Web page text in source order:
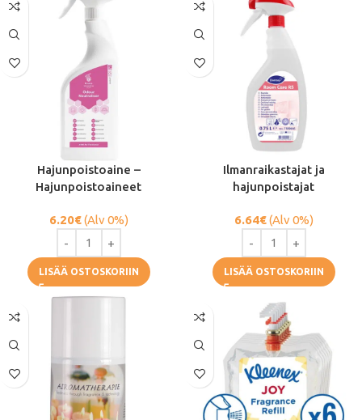
Hajunpoistoaine –
Hajunpoistoaineet
6.20€(Alv 0%)
LISÄÄ OSTOSKORIIN
Ilmanraikastajat ja
hajunpoistajat
6.64€(Alv 0%)
LISÄÄ OSTOSKORIIN